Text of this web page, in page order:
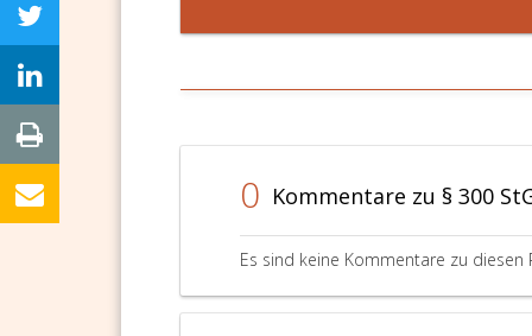
0 Kommentare zu § 300
Es sind keine Kommentare zu diesen